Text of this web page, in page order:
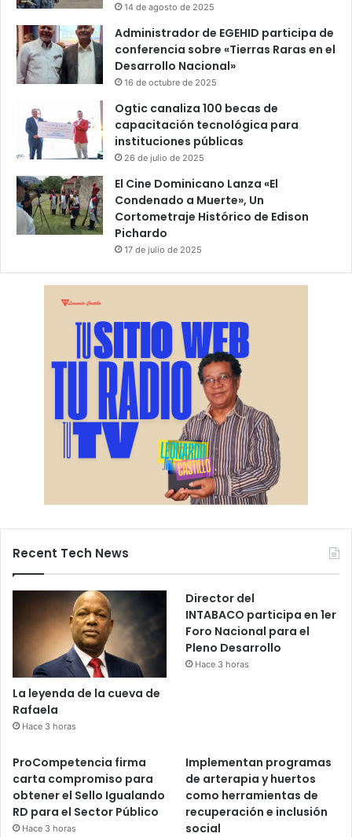
14 de agosto de 2025
Administrador de EGEHID participa de
conferencia sobre «Tierras Raras en el
Desarrollo Nacional»
16 de octubre de 2025
Ogtic canaliza 100 becas de
capacitación tecnológica para
instituciones públicas
26 de julio de 2025
El Cine Dominicano Lanza «El
Condenado a Muerte», Un
Cortometraje Histórico de Edison
Pichardo
17 de julio de 2025
Recent Tech News
La leyenda de la cueva de
Rafaela
Hace 3 horas
Director del
INTABACO participa en 1er
Foro Nacional para el
Pleno Desarrollo
Hace 3 horas
ProCompetencia firma
carta compromiso para
obtener el Sello Igualando
RD para el Sector Público
Hace 3 horas
Implementan programas
de arterapia y huertos
como herramientas de
recuperación e inclusión
social